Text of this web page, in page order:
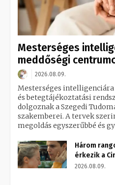
Mesterséges
meddőségi
2026.08.09.
Mesterséges
és betegtájékoztatási
dolgoznak a Szegedi
szakemberei. A tervek
megoldás egyszerűbbé és
Három
érkezik a
2026.08.09.